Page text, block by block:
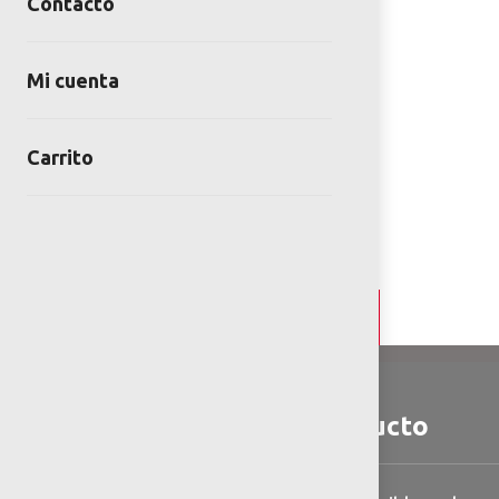
Detalles del producto
Mi cuenta
Carrito